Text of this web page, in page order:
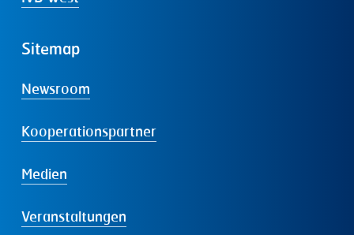
Sitemap
Newsroom
Kooperationspartner
Medien
Veranstaltungen